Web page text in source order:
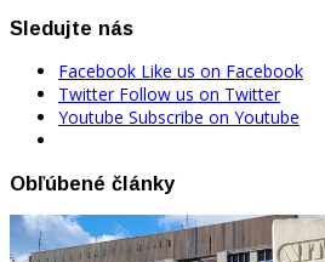
Sledujte nás
Facebook Like us on Facebook
Twitter Follow us on Twitter
Youtube Subscribe on Youtube
Obľúbené články